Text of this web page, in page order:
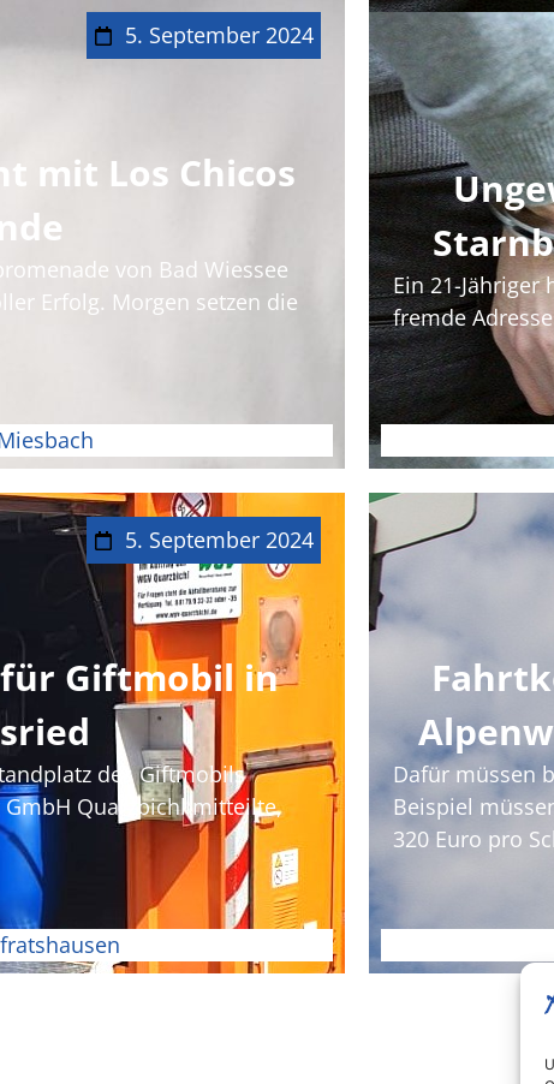
5. September 2024
mit Los Chicos
von Bad Wiessee
Erfolg. Morgen setzen die
Ein 21-
fremde
5. September 2024
Giftmobil in
des Giftmobils
GmbH Quarzbichl mitteilte,
Dafür müssen
Beispiel
320 Euro pro